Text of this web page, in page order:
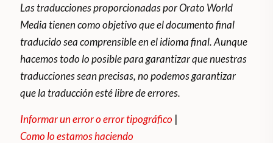
Las traducciones proporcionadas por Orato World
Media tienen como objetivo que el documento final
traducido sea comprensible en el idioma final. Aunque
hacemos todo lo posible para garantizar que nuestras
traducciones sean precisas, no podemos garantizar
que la traducción esté libre de errores.
Informar un error o error tipográfico |
Como lo estamos haciendo